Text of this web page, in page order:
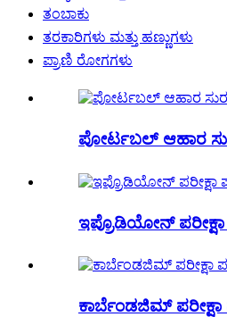
ತಂಬಾಕು
ತರಕಾರಿಗಳು ಮತ್ತು ಹಣ್ಣುಗಳು
ಪ್ರಾಣಿ ರೋಗಗಳು
ಪೋರ್ಟಬಲ್ ಆಹಾರ
ಇಪ್ರೊಡಿಯೋನ್ ಪರೀಕ್ಷಾ
ಕಾರ್ಬೆಂಡಜಿಮ್ ಪರೀಕ್ಷಾ